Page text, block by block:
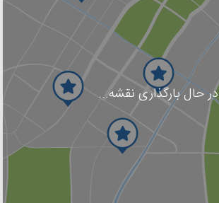
در حال بارگذاری نقشه...